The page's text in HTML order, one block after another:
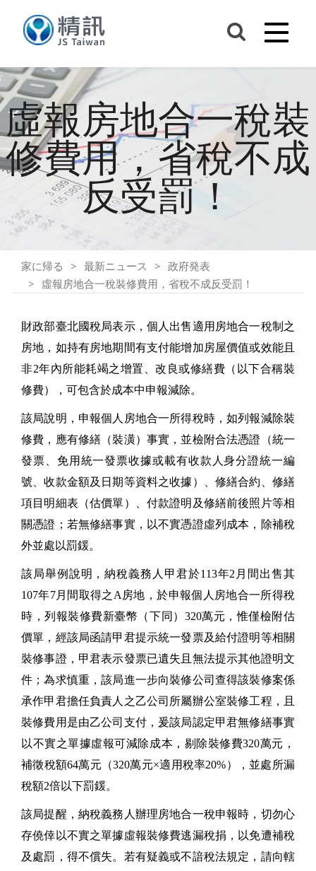
虛報房地合一稅裝
修費用，省稅不成
反受罰！
家に帰る 最新ニュース
政府発表
虛報房地合一稅裝修費用，省稅不成反受罰！
財政部臺北國稅局表示，個人出售適用房地合一稅制之
房地，如持有房地期間有支付能增加房屋價值或效能且
非2年內所能耗竭之增置、改良或修繕費（以下合稱裝
修費），可包含於成本中申報減除。
該局說明，申報個人房地合一所得稅時，如列報減除裝
修費，應有修繕（裝潢）事實，並檢附合法憑證（統一
發票、免用統一發票收據或載有收款人身分證統一編
號、收款金額及日期等資料之收據）、修繕合約、修繕
項目明細表（估價單）、付款證明及修繕前後照片等相
關憑證；若無修繕事實，以不實憑證虛列成本，除補稅
外並處以罰鍰。
該局舉例說明，納稅義務人甲君於113年2月間出售其
107年7月間取得之A房地，於申報個人房地合一所得稅
時，列報裝修費新臺幣（下同）320萬元，惟僅檢附估
價單，經該局函請甲君提示統一發票及給付證明等相關
裝修事證，甲君表示發票已遺失且無法提示其他證明文
件；為求慎重，該局進一步向裝修公司查得該裝修案係
承作甲君擔任負責人之乙公司所屬辦公室裝修工程，且
裝修費用是由乙公司支付，爰該局認定甲君無修繕事實
以不實之單據虛報可減除成本，剔除裝修費320萬元，
補徵稅額64萬元（320萬元×適用稅率20%），並處所漏
稅額2倍以下罰鍰。
該局提醒，納稅義務人辦理房地合一稅申報時，切勿心
存僥倖以不實之單據虛報裝修費逃漏稅捐，以免遭補稅
及處罰，得不償失。若有疑義或不諳稅法規定，請向轄